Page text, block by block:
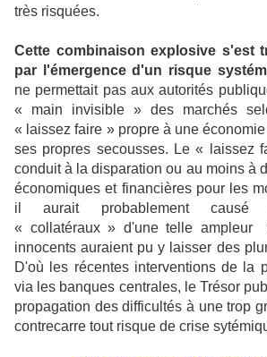
très risquées.
Cette combinaison explosive s'est
par l'émergence d'un risque
ne permettait pas aux autorités
« main invisible » des marchés
« laissez faire » propre à une
ses propres secousses. Le « laissez
conduit à la disparation ou au moins à
économiques et financières pour les
il aurait probablement causé
« collatéraux » d'une telle ampleur
innocents auraient pu y laisser des
D'où les récentes interventions de la
via les banques centrales, le Trésor
propagation des difficultés à une trop
contrecarre tout risque de crise